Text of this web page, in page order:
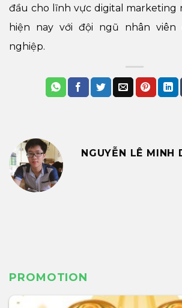
đầu cho lĩnh vực digital marketing
hiện nay với đội ngũ nhân viên
nghiệp.
NGUYỄN LÊ MINH
PROMOTION